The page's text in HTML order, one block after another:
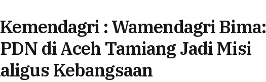
: Wamendagri Bima:
di Aceh Tamiang Jadi Misi
Kebangsaan